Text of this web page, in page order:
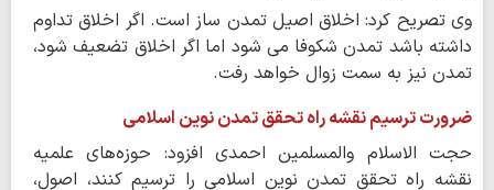
وی تصریح کرد: اخلاق اصیل تمدن ساز است. اگر اخلاق تداوم
داشته باشد تمدن شکوفا می شود اما اگر اخلاق تضعیف شود،
تمدن نیز به سمت زوال خواهد رفت.
ضرورت ترسیم نقشه راه تحقق تمدن نوین اسلامی
حجت الاسلام والمسلمین احمدی افزود: حوزه‌های علمیه
نقشه راه تحقق تمدن نوین اسلامی را ترسیم کنند، اصول،